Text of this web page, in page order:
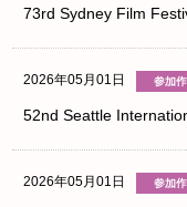
73rd Sydney Film
2026年05月01日
52nd Seattle
2026年05月01日